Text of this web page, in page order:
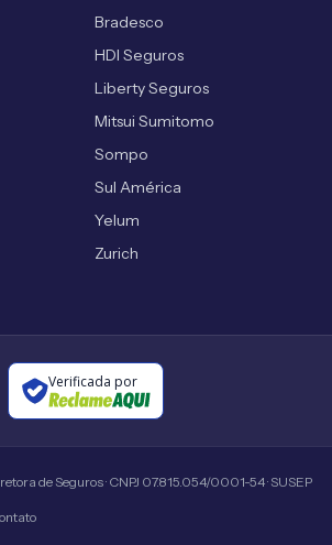
Bradesco
HDI Seguros
Liberty Seguros
Mitsui Sumitomo
Sompo
Sul América
Yelum
Zurich
Verificada por
de Seguros · CNPJ 07.815.054/0001-54 · SUSEP